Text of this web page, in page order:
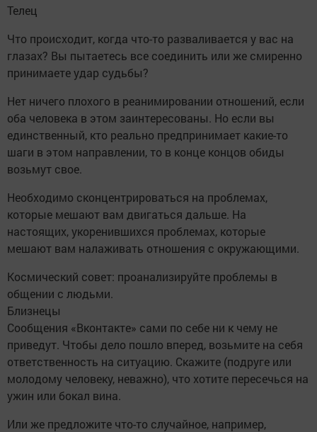
Телец
Что происходит, когда что-то разваливается у вас на
глазах? Вы пытаетесь все соединить или же смиренно
принимаете удар судьбы?
Нет ничего плохого в реанимировании отношений, если
оба человека в этом заинтересованы. Но если вы
единственный, кто реально предпринимает какие-то
шаги в этом направлении, то в конце концов обиды
возьмут свое.
Необходимо сконцентрироваться на проблемах,
которые мешают вам двигаться дальше. На
настоящих, укоренившихся проблемах, которые
мешают вам налаживать отношения с окружающими.
Космический совет: проанализируйте проблемы в
общении с людьми.
Близнецы
Сообщения «Вконтакте» сами по себе ни к чему не
приведут. Чтобы дело пошло вперед, возьмите на себя
ответственность на ситуацию. Скажите (подруге или
молодому человеку, неважно), что хотите пересечься на
ужин или бокал вина.
Или же предложите что-то случайное, например,